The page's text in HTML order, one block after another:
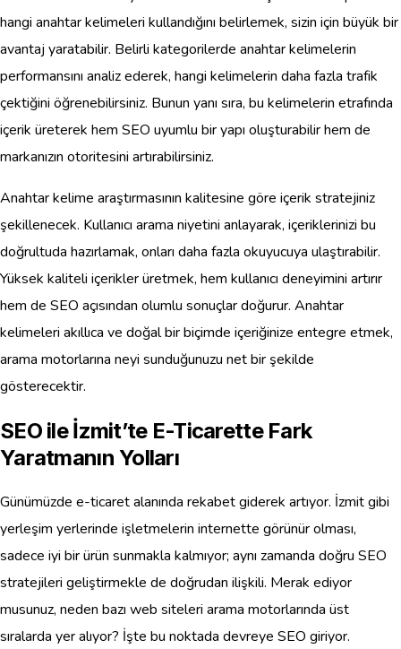
hangi anahtar kelimeleri kullandığını belirlemek, sizin için büyük bir
avantaj yaratabilir. Belirli kategorilerde anahtar kelimelerin
performansını analiz ederek, hangi kelimelerin daha fazla trafik
çektiğini öğrenebilirsiniz. Bunun yanı sıra, bu kelimelerin etrafında
içerik üreterek hem SEO uyumlu bir yapı oluşturabilir hem de
markanızın otoritesini artırabilirsiniz.
Anahtar kelime araştırmasının kalitesine göre içerik stratejiniz
şekillenecek. Kullanıcı arama niyetini anlayarak, içeriklerinizi bu
doğrultuda hazırlamak, onları daha fazla okuyucuya ulaştırabilir.
Yüksek kaliteli içerikler üretmek, hem kullanıcı deneyimini artırır
hem de SEO açısından olumlu sonuçlar doğurur. Anahtar
kelimeleri akıllıca ve doğal bir biçimde içeriğinize entegre etmek,
arama motorlarına neyi sunduğunuzu net bir şekilde
gösterecektir.
SEO ile İzmit’te E-Ticarette Fark
Yaratmanın Yolları
Günümüzde e-ticaret alanında rekabet giderek artıyor. İzmit gibi
yerleşim yerlerinde işletmelerin internette görünür olması,
sadece iyi bir ürün sunmakla kalmıyor; aynı zamanda doğru SEO
stratejileri geliştirmekle de doğrudan ilişkili. Merak ediyor
musunuz, neden bazı web siteleri arama motorlarında üst
sıralarda yer alıyor? İşte bu noktada devreye SEO giriyor.